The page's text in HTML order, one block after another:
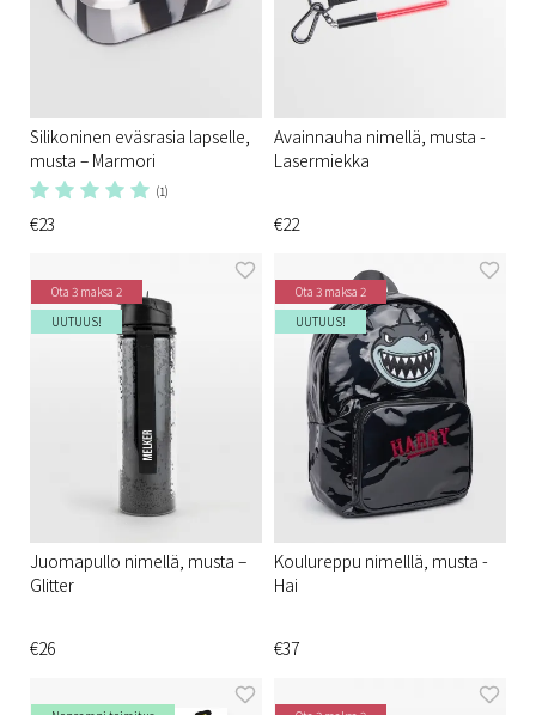
Silikoninen eväsrasia lapselle,
musta – Marmori
(1)
€23
Avainnauha nimellä, musta -
Lasermiekka
€22
Ota 3 maksa 2
UUTUUS!
Juomapullo nimellä, musta –
Glitter
€26
Ota 3 maksa 2
UUTUUS!
Koulureppu nimelllä, musta -
Hai
€37